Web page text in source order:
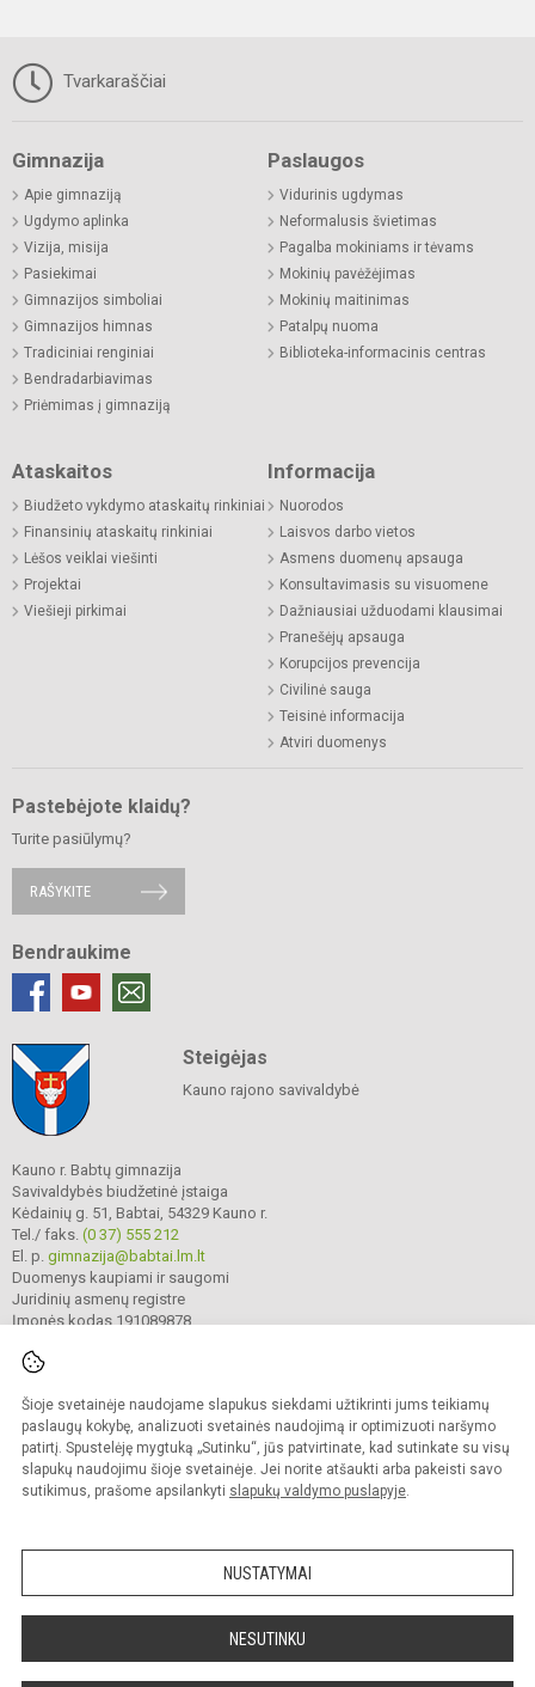
Šioje svetainėje naudojame slapukus siekdami užtikrinti jums teikiamų
paslaugų kokybę, analizuoti svetainės naudojimą ir optimizuoti naršymo
patirtį. Spustelėję mygtuką „Sutinku“, jūs patvirtinate, kad sutinkate su visų
slapukų naudojimu šioje svetainėje. Jei norite atšaukti arba pakeisti savo
sutikimus, prašome apsilankyti slapukų valdymo puslapyje.
NUSTATYMAI
NESUTINKU
Tvarkaraščiai
Gimnazija
Apie gimnaziją
Ugdymo aplinka
Vizija, misija
Pasiekimai
Gimnazijos simboliai
Gimnazijos himnas
Tradiciniai renginiai
Bendradarbiavimas
Priėmimas į gimnaziją
Paslaugos
Vidurinis ugdymas
Neformalusis švietimas
Pagalba mokiniams ir tėvams
Mokinių pavėžėjimas
Mokinių maitinimas
Patalpų nuoma
Biblioteka-informacinis centras
Ataskaitos
Biudžeto vykdymo ataskaitų rinkiniai
Finansinių ataskaitų rinkiniai
Lėšos veiklai viešinti
Projektai
Viešieji pirkimai
Informacija
Nuorodos
Laisvos darbo vietos
Asmens duomenų apsauga
Konsultavimasis su visuomene
Dažniausiai užduodami klausimai
Pranešėjų apsauga
Korupcijos prevencija
Civilinė sauga
Teisinė informacija
Atviri duomenys
Pastebėjote klaidų?
Turite pasiūlymų?
RAŠYKITE
Bendraukime
Steigėjas
Kauno rajono savivaldybė
Kauno r. Babtų gimnazija
Savivaldybės biudžetinė įstaiga
Kėdainių g. 51, Babtai, 54329 Kauno r.
Tel./ faks. (0 37) 555 212
El. p. gimnazija@babtai.lm.lt
Duomenys kaupiami ir saugomi
Juridinių asmenų registre
Įmonės kodas 191089878
© 2025. Kauno r. Babtų gimnazija. Visos teisės saugomos.
Kopijuoti turinį be raštiško gimnazijos sutikimo griežtai draudžiama.
Prieinamumo paraiška Slapukų politika
Sumanus būdas atnaujinti